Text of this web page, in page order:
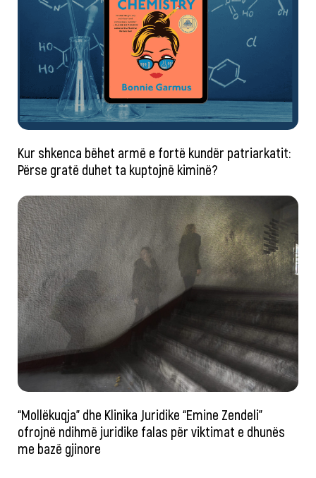
Kur shkenca bëhet armë e fortë kundër patriarkatit:
Përse gratë duhet ta kuptojnë kiminë?
“Mollëkuqja” dhe Klinika Juridike “Emine Zendeli”
ofrojnë ndihmë juridike falas për viktimat e dhunës
me bazë gjinore